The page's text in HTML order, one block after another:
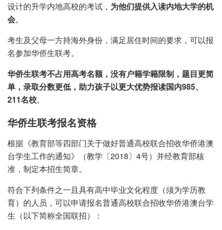
设计的升学内地高校的考试， 为他们提供入读内地大学的机
会。
考生及父母一方持海外身份，满足居住时间的要求，可以报
名参加华侨生联考。
华侨生联考不占用高考名额，没有户籍学籍限制，题目更简
单，录取分数更低，助力孩子以更大优势报读国内985、
211名校。
华侨生联考报名资格
根据《教育部等四部门关于做好普通高校联合招收华侨港澳
台学生工作的通知》（教学〔2018〕4号）并经教育部核
准，制定本招生简章。
符合下列条件之一且具有高中毕业文化程度（须为学历教
育）的人员，可以申请报名普通高校联合招收华侨港澳台学
生（以下简称全国联招）：